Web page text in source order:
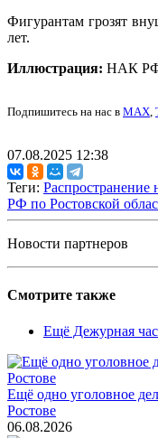
Фигурантам грозят
лет.
Иллюстрация: НАК
Подпишитесь на нас в MAX,
07.08.2025 12:38
Теги: Распространение
РФ по Ростовской
Новости партнеров
Смотрите также
Ещё Дежурная
Ещё одно уголовное
Ростове
06.08.2026